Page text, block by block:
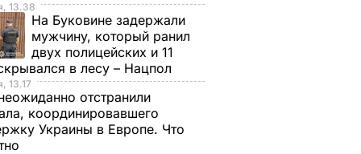
13.38
На Буковине задержали
мужчину, который ранил
двух полицейских и 11
в лесу – Нацпол
13.17
отстранили
координировавшего
Украины в Европе. Что